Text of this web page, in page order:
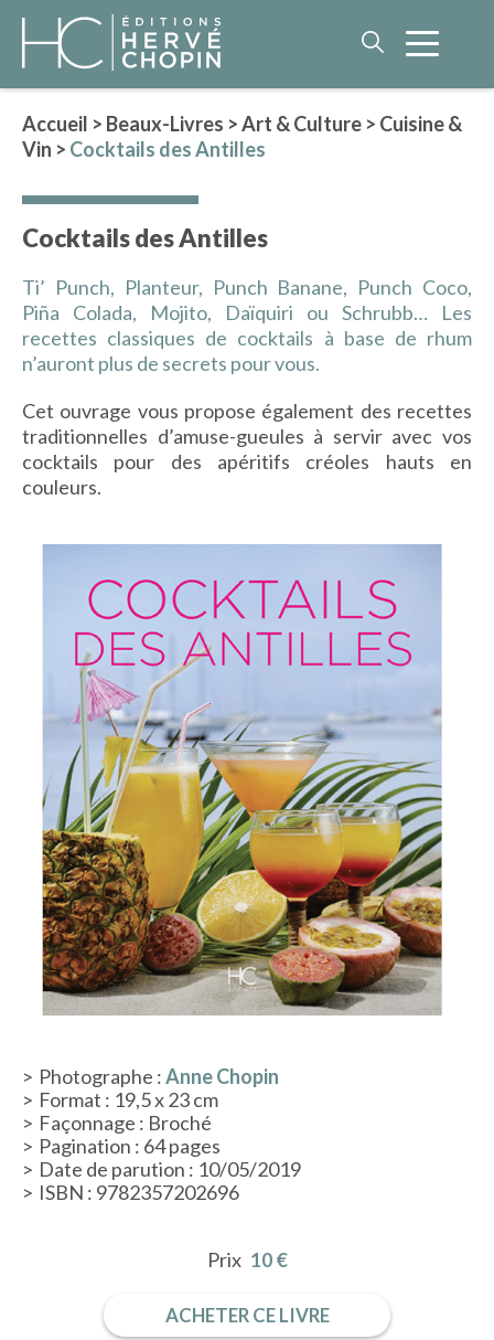
ROMAN HISTORIQUE
POLAR
IMAGINAIRE
LITTÉRATURE GÉNÉRALE
PHILOSOPHIE
BEAUX-LIVRES
HISTOIRE & PATRIMOINE
JEUNESSE
ART & CULTURE
HISTOIRE & PATRIMOINE
NATURE & ENVIRONNEMENT
PARCOURS DU PATRIMOINE
PHOTOGRAPHIE & TOURISME
IMAGES D’ANTAN
LITTÉRATURE
HORS COLLECTION
CONTACT
Accueil > Beaux-Livres >Art & Culture > Cuisine &
Vin > Cocktails des Antilles
Cocktails des Antilles
Ti’ Punch, Planteur, Punch Banane, Punch Coco,
Piña Colada, Mojito, Daïquiri ou Schrubb… Les
recettes classiques de cocktails à base de rhum
n’auront plus de secrets pour vous.
Cet ouvrage vous propose également des recettes
traditionnelles d’amuse-gueules à servir avec vos
cocktails pour des apéritifs créoles hauts en
couleurs.
Photographe :Anne Chopin
Format : 19,5 x 23 cm
Façonnage : Broché
Pagination : 64 pages
Date de parution : 10/05/2019
ISBN : 9782357202696
Prix 10 €
ACHETER CE LIVRE